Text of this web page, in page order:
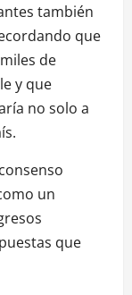
también
que
de
y que
no solo a
un
que